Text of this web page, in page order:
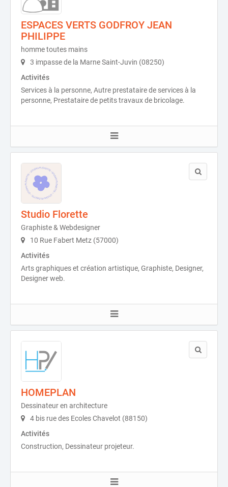
ESPACES VERTS GODFROY JEAN
PHILIPPE
homme toutes mains
3 impasse de la Marne Saint-Juvin (08250)
Activités
Services à la personne, Autre prestataire de services à la
personne, Prestataire de petits travaux de bricolage.
Studio Florette
Graphiste & Webdesigner
10 Rue Fabert Metz (57000)
Activités
Arts graphiques et création artistique, Graphiste, Designer,
Designer web.
HOMEPLAN
Dessinateur en architecture
4 bis rue des Ecoles Chavelot (88150)
Activités
Construction, Dessinateur projeteur.